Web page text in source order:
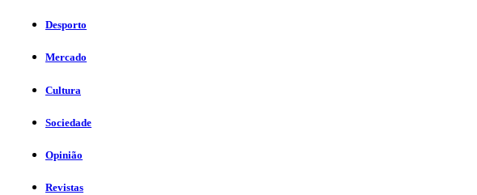
Desporto
Mercado
Cultura
Sociedade
Opinião
Revistas